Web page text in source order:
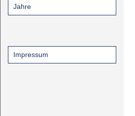
Jahre
Impressum